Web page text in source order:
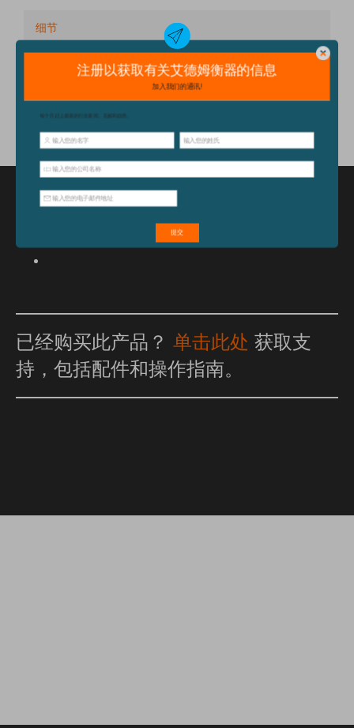
细节
技术规格
配件
特点和优点
已经购买此产品？ 单击此处 获取支
持，包括配件和操作指南。